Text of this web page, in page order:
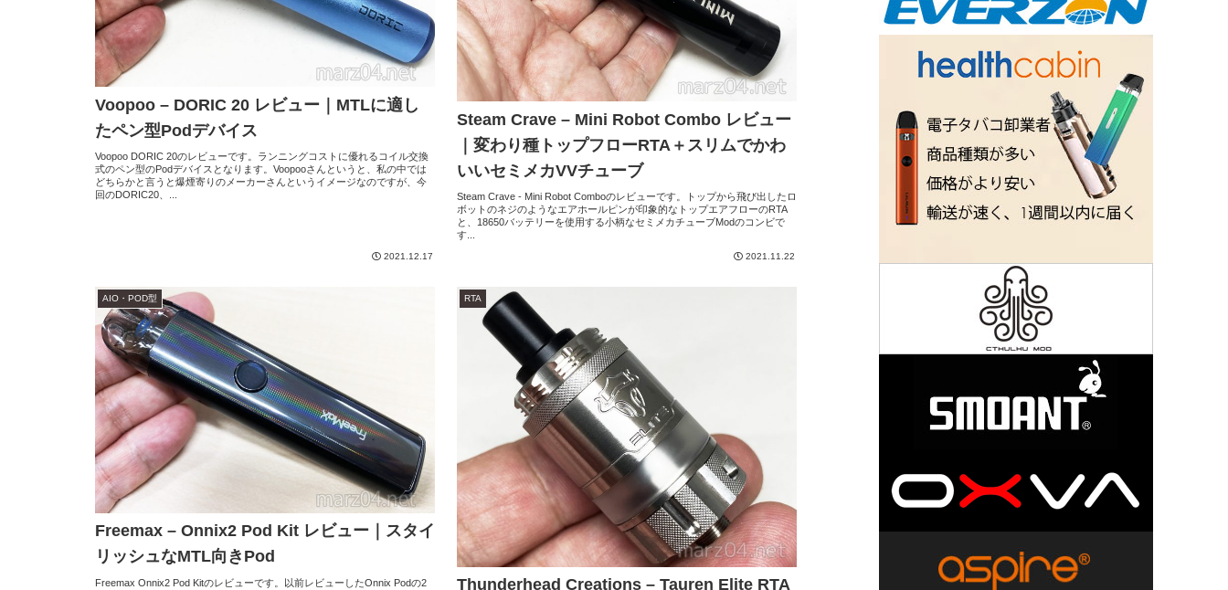
Voopoo – DORIC 20 レビュー｜MTLに適し
たペン型Podデバイス
Voopoo DORIC 20のレビューです。ランニングコストに優れるコイル交換
式のペン型のPodデバイスとなります。Voopooさんというと、私の中では
どちらかと言うと爆煙寄りのメーカーさんというイメージなのですが、今
回のDORIC20、...
2021.12.17
Steam Crave – Mini Robot Combo レビュー
｜変わり種トップフローRTA＋スリムでかわ
いいセミメカVVチューブ
Steam Crave - Mini Robot Comboのレビューです。トップから飛び出したロ
ボットのネジのようなエアホールピンが印象的なトップエアフローのRTA
と、18650バッテリーを使用する小柄なセミメカチューブModのコンビで
す...
2021.11.22
AIO・POD型
Freemax – Onnix2 Pod Kit レビュー｜スタイ
リッシュなMTL向きPod
Freemax Onnix2 Pod Kitのレビューです。以前レビューしたOnnix Podの2
RTA
Thunderhead Creations – Tauren Elite RTA